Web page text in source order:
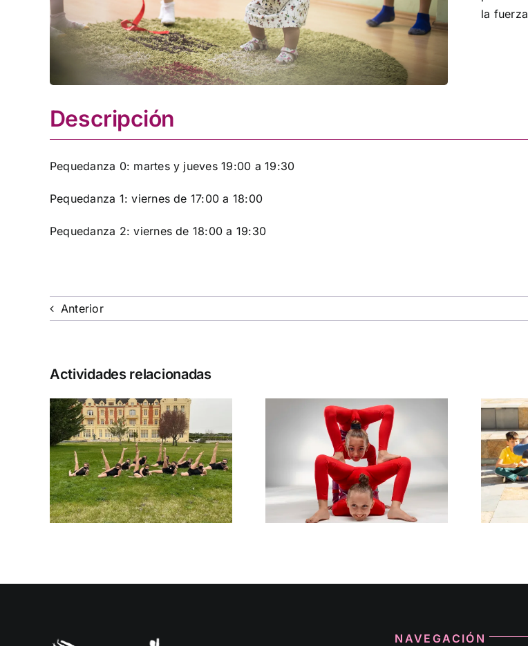
la
Descripción
Pequedanza 0: martes y jueves 19:00 a 19:30
Pequedanza 1: viernes de 17:00 a 18:00
Pequedanza 2: viernes de 18:00 a 19:30
Anterior
Actividades relacionadas
Acrobacias Danza Urbana
NAVEGACIÓN